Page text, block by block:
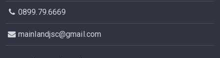
0899.79.6669
mainlandjsc@gmail.com